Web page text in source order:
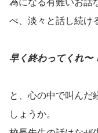
べ、淡々と話し続け
早く終わってくれ〜
と、心の中で叫んだ
しょうか。